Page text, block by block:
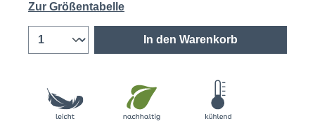
Zur Größentabelle
In den Warenkorb